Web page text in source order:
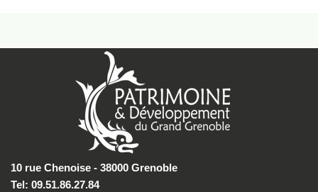
10 rue Chenoise - 38000 Grenoble
Tel: 09.51.86.27.84